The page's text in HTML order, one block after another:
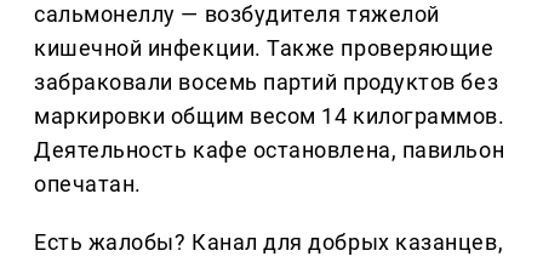
сальмонеллу — возбудителя тяжелой
кишечной инфекции. Также проверяющие
забраковали восемь партий продуктов без
маркировки общим весом 14 килограммов.
Деятельность кафе остановлена, павильон
опечатан.
Есть жалобы? Канал для добрых казанцев,